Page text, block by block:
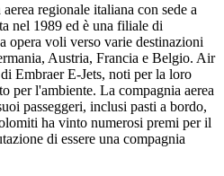
regionale italiana con sede a
nel 1989 ed è una filiale di
opera voli verso varie destinazioni
Austria, Francia e Belgio. Air
Embraer E-Jets, noti per la loro
per l'ambiente. La compagnia aerea
passeggeri, inclusi pasti a bordo,
ha vinto numerosi premi per il
di essere una compagnia